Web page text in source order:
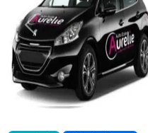
Précédent